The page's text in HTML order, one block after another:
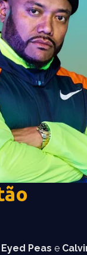
Peas e